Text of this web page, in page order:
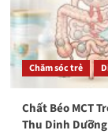
Chăm sóc trẻ
Chất Béo MCT
Thu Dinh